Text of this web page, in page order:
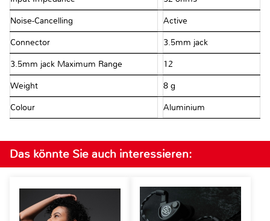
Noise-Cancelling Active
Connector 3.5mm jack
3.5mm jack Maximum Range 12
Weight 8 g
Colour Aluminium
Das könnte Sie auch interessieren: